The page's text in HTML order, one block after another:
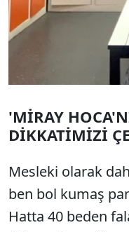
'MİRAY
DİKKATİMİZİ
Mesleki olarak
ben bol kumaş
Hatta 40 beden